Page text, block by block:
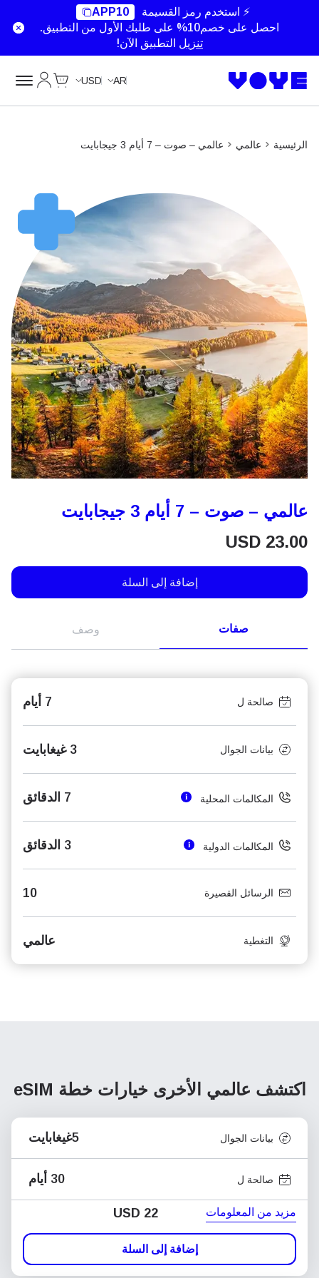
⚡ استخدم رمز القسيمة
APP10
احصل على خصم10% على طلبك الأول من التطبيق.
تنزيل التطبيق الآن!
AR
USD
الرئيسية عالمي عالمي – صوت – 7 أيام 3 جيجابايت
عالمي – صوت – 7 أيام 3 جيجابايت
USD 23.00
إضافة إلى السلة
صفات وصف
صالحة ل 7 أيام
بيانات الجوال 3 غيغابايت
المكالمات المحلية 7 الدقائق
المكالمات الدولية 3 الدقائق
الرسائل القصيرة 10
التغطية عالمي
اكتشف عالمي الأخرى خيارات خطة eSIM
بيانات الجوال 5غيغابايت
صالحة ل 30 أيام
مزيد من المعلومات USD 22
إضافة إلى السلة